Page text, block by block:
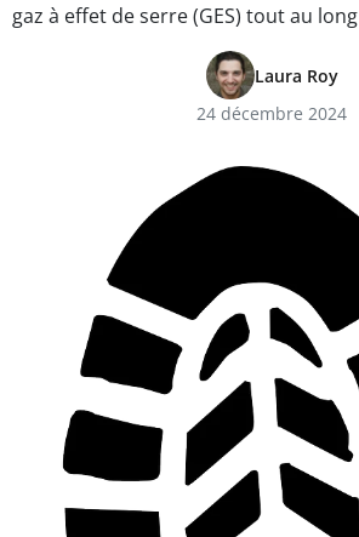
gaz à effet de serre (GES) tout au long
Laura Roy
24 décembre 2024